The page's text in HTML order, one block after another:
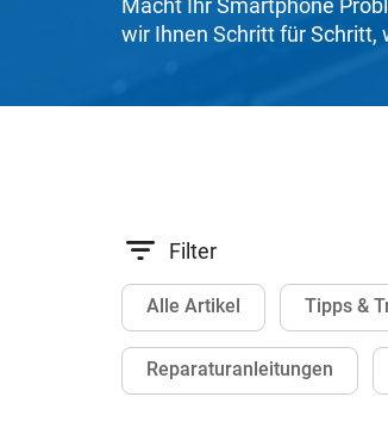
wir Ihnen Schritt für Schritt,
Filter
Alle Artikel Tipps &
Reparaturanleitungen